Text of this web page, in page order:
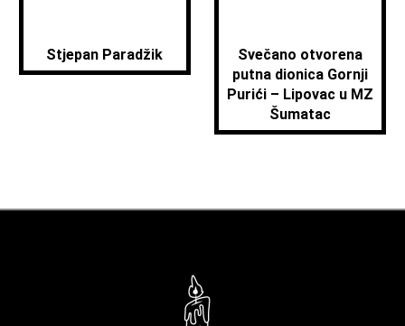
Stjepan Paradžik
Svečano otvorena
putna dionica Gornji
Purići – Lipovac u MZ
Šumatac